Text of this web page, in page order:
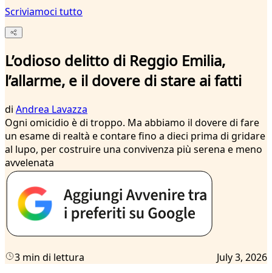
Scriviamoci tutto
L’odioso delitto di Reggio Emilia,
l’allarme, e il dovere di stare ai fatti
di Andrea Lavazza
Ogni omicidio è di troppo. Ma abbiamo il dovere di fare
un esame di realtà e contare fino a dieci prima di gridare
al lupo, per costruire una convivenza più serena e meno
avvelenata
3 min di lettura July 3, 2026